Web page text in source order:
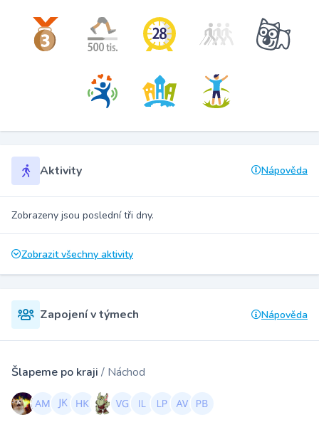
Aktivity Nápověda
Zobrazeny jsou poslední tři dny.
Zobrazit všechny aktivity
Zapojení v týmech Nápověda
Šlapeme po kraji / Náchod